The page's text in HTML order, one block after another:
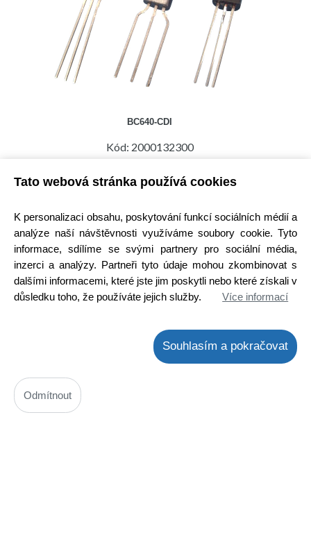
Tato webová stránka používá cookies
K personalizaci obsahu, poskytování funkcí sociálních médií a
analýze naší návštěvnosti využíváme soubory cookie. Tyto
informace, sdílíme se svými partnery pro sociální média,
inzerci a analýzy. Partneři tyto údaje mohou zkombinovat s
dalšími informacemi, které jste jim poskytli nebo které získali v
důsledku toho, že používáte jejich služby.
Více informací
Souhlasím a pokračovat
Odmítnout
BC640-CDI
Kód: 2000132300
Cena s DPH: 6,40 Kč
Ihned k odeslání
Detail